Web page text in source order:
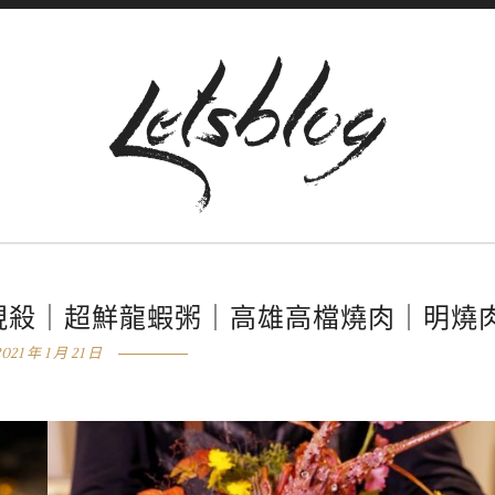
｜超鮮龍蝦粥｜高雄高檔燒肉｜明燒
年 1 月 21 日